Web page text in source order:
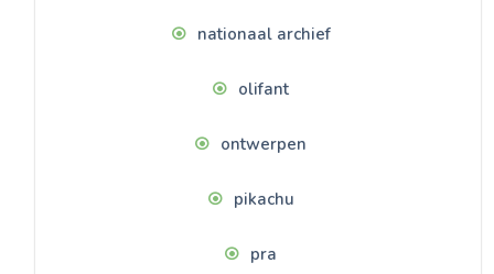
nationaal archief
olifant
ontwerpen
pikachu
pra